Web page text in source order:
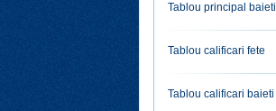
Tablou principal baieti
Tablou calificari fete
Tablou calificari baieti